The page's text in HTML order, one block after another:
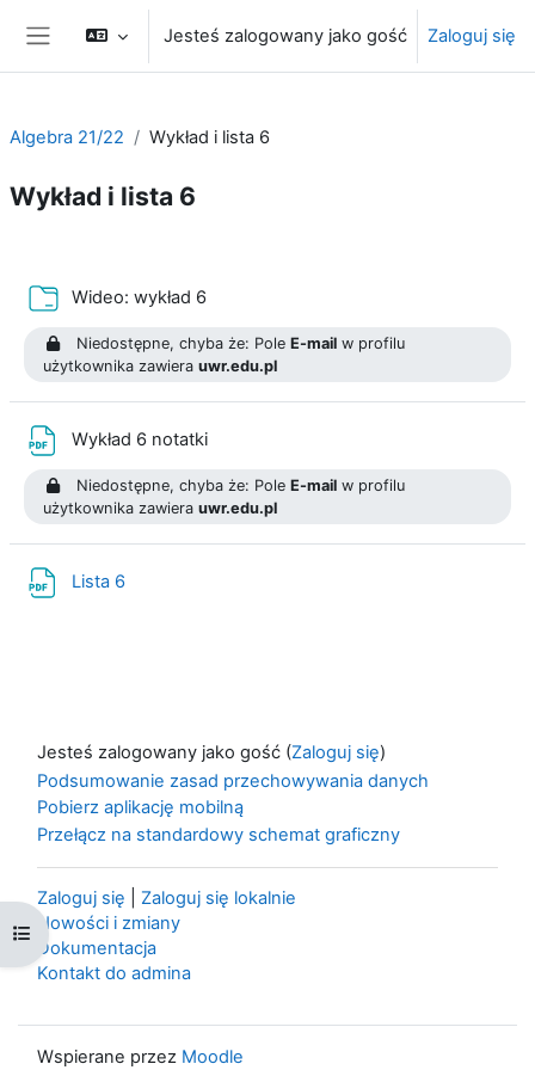
Przejdź do głównej zawartości
Panel boczny
Jesteś zalogowany jako gość Zaloguj się
Otwórz indeks kursu
Algebra 21/22 Wykład i lista 6
Wykład i lista 6
Wideo: wykład 6Folder
Niedostępne, chyba że: PoleE-mail w profilu
użytkownika zawiera uwr.edu.pl
Wykład 6 notatki
Niedostępne, chyba że: PoleE-mail w profilu
użytkownika zawiera uwr.edu.pl
Lista 6
Jesteś zalogowany jako gość (Zaloguj się)
Podsumowanie zasad przechowywania danych
Pobierz aplikację mobilną
Przełącz na standardowy schemat graficzny
Zaloguj się
Zaloguj się lokalnie
Nowości i zmiany
Dokumentacja
Kontakt do admina
Wspierane przez Moodle